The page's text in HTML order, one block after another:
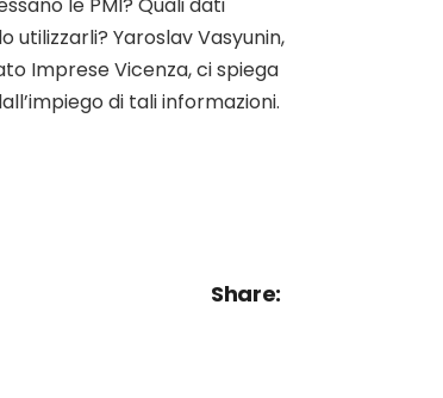
utilizzarli? Yaroslav Vasyunin,
Imprese Vicenza, ci spiega
di tali informazioni.
Share: